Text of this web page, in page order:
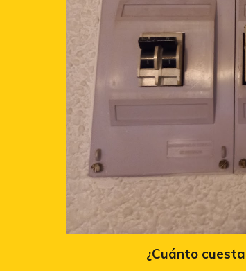
¿Cuánto